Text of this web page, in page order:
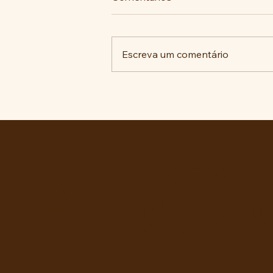
OSPB/EMC requentados!?
Escreva um comentário